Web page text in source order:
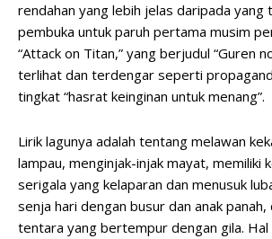
rendahan yang lebih jelas daripada yang
pembuka untuk paruh pertama musim
“Attack on Titan,” yang berjudul “Guren
terlihat dan terdengar seperti
tingkat “hasrat keinginan untuk menang”.
Lirik lagunya adalah tentang melawan
lampau, menginjak-injak mayat, memiliki
serigala yang kelaparan dan menusuk
senja hari dengan busur dan anak
tentara yang bertempur dengan gila. Hal